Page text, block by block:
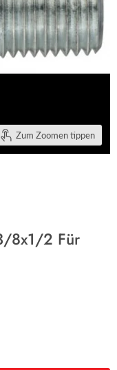
Zum Zoomen tippen
8x1/2 Für